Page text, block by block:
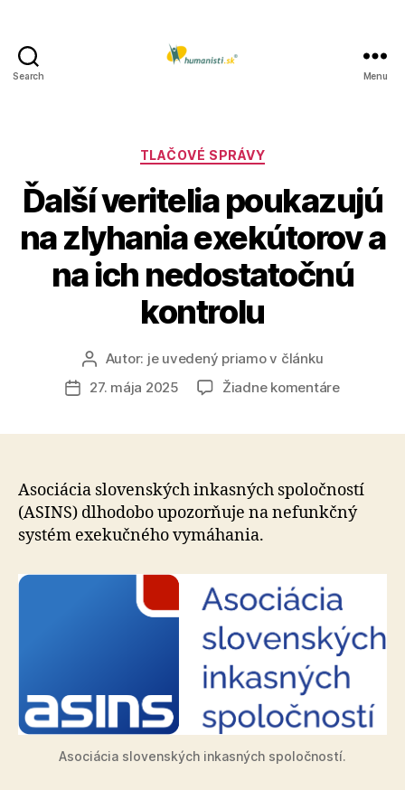
Search Menu
Kategórie
TLAČOVÉ SPRÁVY
Ďalší veritelia poukazujú
na zlyhania exekútorov a
na ich nedostatočnú
kontrolu
Autor
článku
Autor: je uvedený priamo v článku
Dátum
27. mája 2025 Žiadne komentárena
zlyhania
kontrolu
Asociácia slovenských inkasných spoločností
(ASINS) dlhodobo upozorňuje na nefunkčný
systém exekučného vymáhania.
Asociácia slovenských inkasných spoločností.